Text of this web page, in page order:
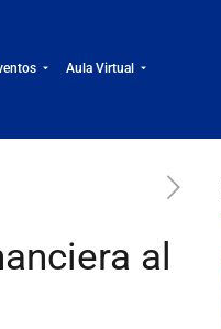
Aula Virtual
al